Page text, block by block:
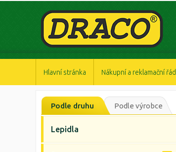
Hlavní stránka Nákupní a reklamační řád
Podle druhu Podle výrobce
Lepidla